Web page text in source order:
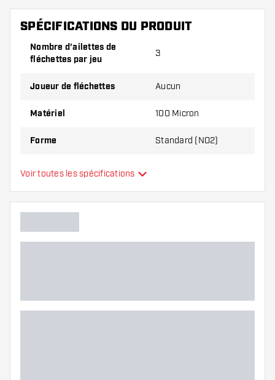
et de tiges. Ils peuvent être endommagés ou
cassés à l'usage.
Essayez une forme, un matériau ou une
la variante qui vous convient le mieux !
SPÉCIFICATIONS DU PRODUIT
Nombre d'ailettes de
fléchettes par jeu
3
Joueur de fléchettes Aucun
Matériel 100 Micron
Forme Standard (NO2)
Type
Flexibilité
Voir toutes les spécifications